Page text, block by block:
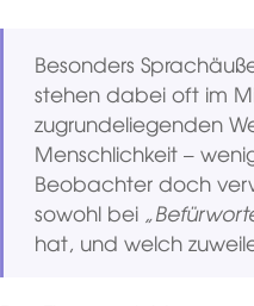
Besonders
stehen dabei oft im
zugrundeliegenden
Menschlichkeit –
Beobachter doch
sowohl bei
hat, und welch